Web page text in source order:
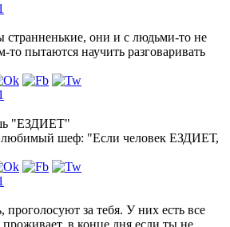
они и с людьми-то не
то пытаются научить разговаривать
"ЕЗДИЕТ"
любимый шеф: "Если человек ЕЗДИЕТ,
за тебя. У них есть все
в конце дня если ты не